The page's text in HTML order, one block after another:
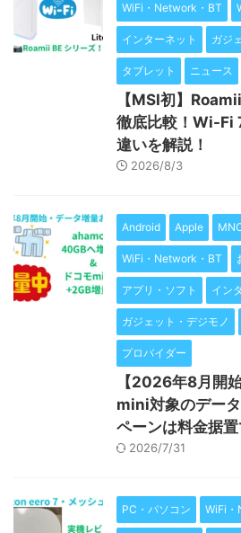
WiFi・Network・BT
インターネット ガジ
タブレット ニュース
【MSI初】
徹底比較！Wi-Fi
違いを解説！
2026/8/3
Android Apple
WiFi・Network・BT
アプリ・ソフト イン
ガジェット・デジモノ
プロバイダー
【2026年8月開
mini対象のデー
ペーンは料金据置
2026/7/31
PC・パソコン WiFi